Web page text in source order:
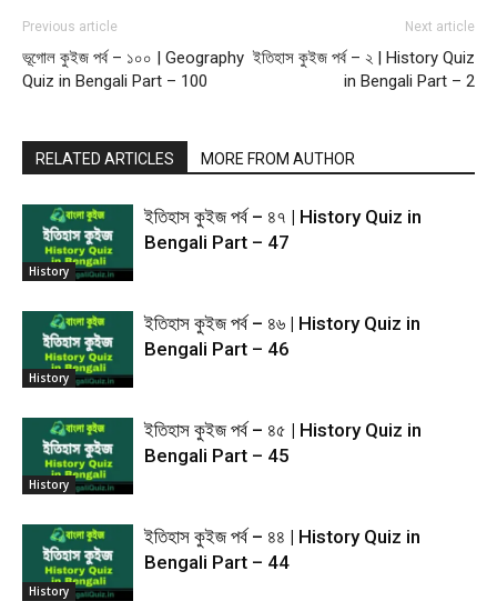
Previous article
ভূগোল কুইজ পর্ব – ১০০ | Geography
Quiz in Bengali Part – 100
Next article
ইতিহাস কুইজ পর্ব – ২ | History Quiz
in Bengali Part – 2
RELATED ARTICLES MORE FROM AUTHOR
History
ইতিহাস কুইজ পর্ব – ৪৭ | History Quiz in
Bengali Part – 47
History
ইতিহাস কুইজ পর্ব – ৪৬ | History Quiz in
Bengali Part – 46
History
ইতিহাস কুইজ পর্ব – ৪৫ | History Quiz in
Bengali Part – 45
History
ইতিহাস কুইজ পর্ব – ৪৪ | History Quiz in
Bengali Part – 44